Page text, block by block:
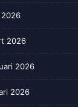
2026
2026
2026